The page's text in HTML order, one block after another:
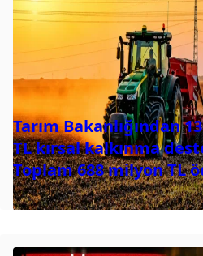
Tarım Bakanlığından
TL kırsal kalkınma
Toplam 688 milyon TL